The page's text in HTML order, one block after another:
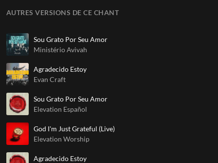
AUTRES VERSIONS DE CE CHANT
Sou Grato Por Seu Amor
Ministério Avivah
Agradecido Estoy
Evan Craft
Sou Grato Por Seu Amor
Elevation Español
God I'm Just Grateful (Live)
Elevation Worship
Agradecido Estoy